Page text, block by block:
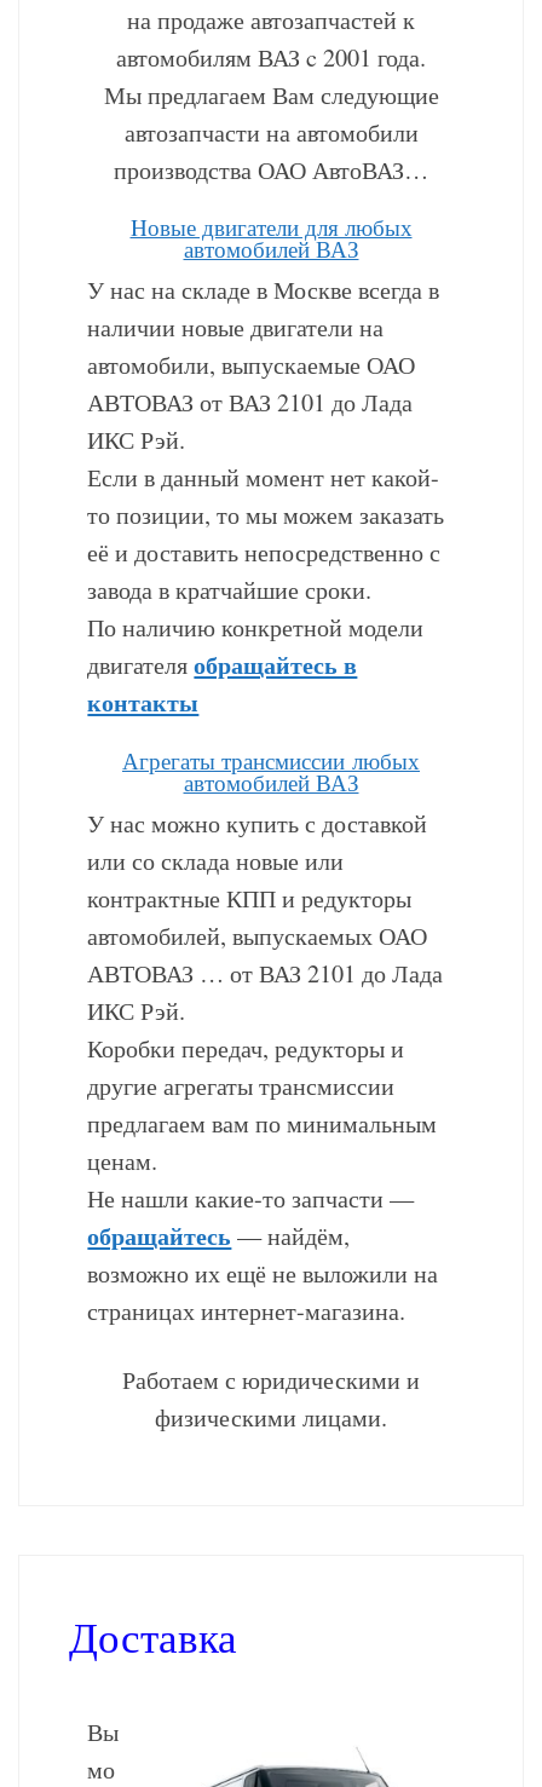
на продаже автозапчастей к
автомобилям ВАЗ c 2001 года.
Мы предлагаем Вам следующие
автозапчасти на автомобили
производства ОАО АвтоВАЗ…
Hовые двигатели для любых
автомобилей ВАЗ
У нас на складе в Москве всегда в
наличии новые двигатели на
автомобили, выпускаемые ОАО
АВТОВАЗ от ВАЗ 2101 до Лада
ИКС Рэй.
Если в данный момент нет какой-
то позиции, то мы можем заказать
её и доставить непосредственно с
завода в кратчайшие сроки.
По наличию конкретной модели
двигателяобращайтесь в
контакты
Агрегаты трансмиссии любых
автомобилей ВАЗ
У нас можно купить с доставкой
или со склада новые или
контрактные КПП и редукторы
автомобилей, выпускаемых ОАО
АВТОВАЗ … от ВАЗ 2101 до Лада
ИКС Рэй.
Коробки передач, редукторы и
другие агрегаты трансмиссии
предлагаем вам по минимальным
ценам.
Не нашли какие-то запчасти —
обращайтесь — найдём,
возможно их ещё не выложили на
страницах интернет-магазина.
Работаем с юридическими и
физическими лицами.
Доставка
Вы
мо